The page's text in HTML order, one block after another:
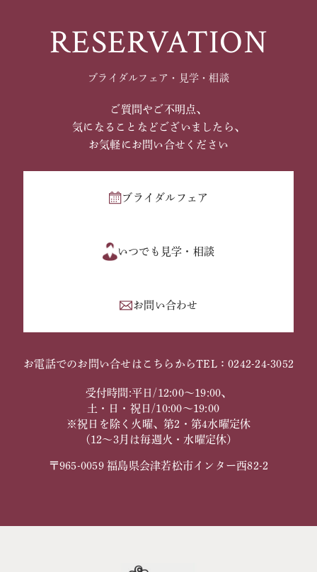
RESERVATION
ブライダルフェア・見学・相談
ご質問やご不明点、
気になることなどございましたら、
お気軽にお問い合せください
ブライダルフェア
いつでも見学・相談
お問い合わせ
お電話でのお問い合せはこちらからTEL：0242-24-3052
受付時間:平日/12:00～19:00、
土・日・祝日/10:00～19:00
※祝日を除く火曜、第2・第4水曜定休
（12～3月は毎週火・水曜定休）
〒965-0059 福島県会津若松市インター西82-2